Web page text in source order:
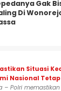
Gak
Di
Situasi
Nasional
– Polri